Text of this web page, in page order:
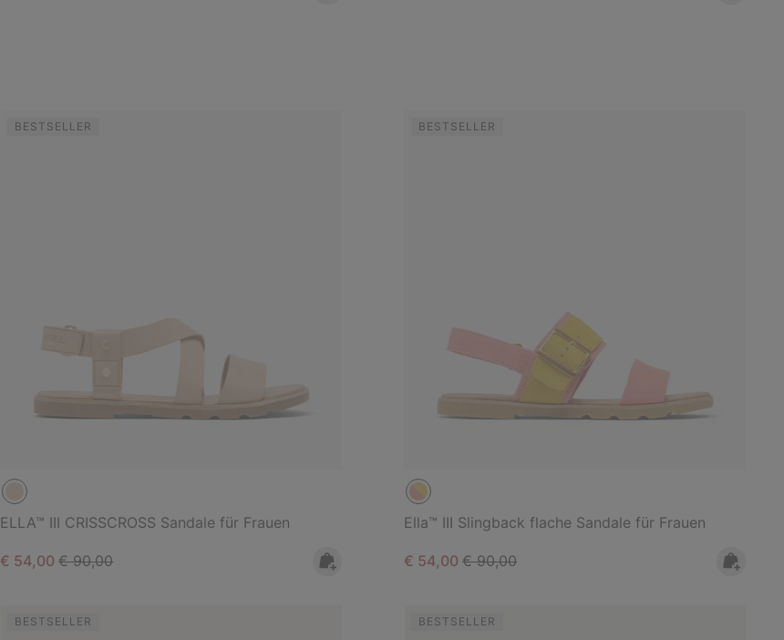
BESTSELLER
ELLA™ III CRISSCROSS Sandale für Frauen
Sale price:
€ 54,00Regular price:
€ 90,00
BESTSELLER
Ella™ III Slingback flache Sandale für Frauen
Sale price:
€ 54,00Regular price:
€ 90,00
BESTSELLER BESTSELLER